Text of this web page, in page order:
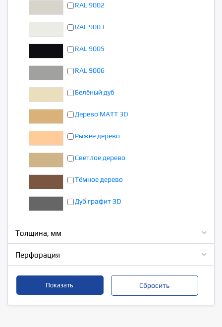
RAL 9002
RAL 9003
RAL 9005
RAL 9006
Белёный дуб
Дерево MATT 3D
Рыжее дерево
Светлое дерево
Тёмное дерево
Дуб графит 3D
Толщина, мм
Перфорация